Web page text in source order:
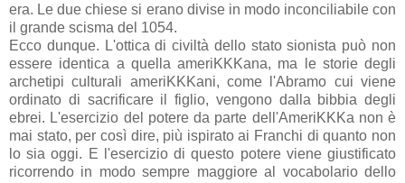
era. Le due chiese si erano divise in modo inconciliabile con
il grande scisma del 1054.
Ecco dunque. L'ottica di civiltà dello stato sionista può non
essere identica a quella ameriKKKana, ma le storie degli
archetipi culturali ameriKKKani, come l'Abramo cui viene
ordinato di sacrificare il figlio, vengono dalla bibbia degli
ebrei. L'esercizio del potere da parte dell'AmeriKKKa non è
mai stato, per così dire, più ispirato ai Franchi di quanto non
lo sia oggi. E l'esercizio di questo potere viene giustificato
ricorrendo in modo sempre maggiore al vocabolario dello